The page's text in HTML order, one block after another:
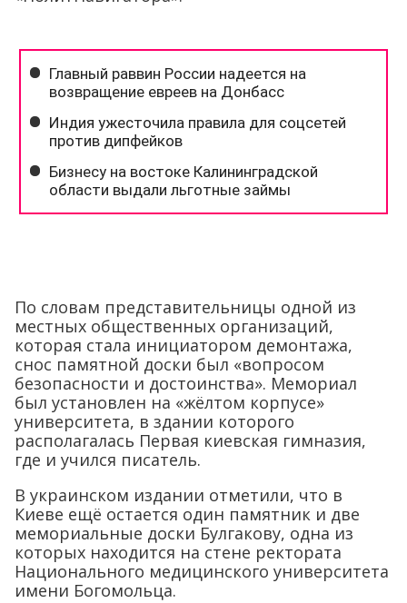
По словам представительницы одной из
местных общественных организаций,
которая стала инициатором демонтажа,
снос памятной доски был «вопросом
безопасности и достоинства». Мемориал
был установлен на «жёлтом корпусе»
университета, в здании которого
располагалась Первая киевская гимназия,
где и учился писатель.
В украинском издании отметили, что в
Киеве ещё остается один памятник и две
мемориальные доски Булгакову, одна из
которых находится на стене ректората
Национального медицинского университета
имени Богомольца.